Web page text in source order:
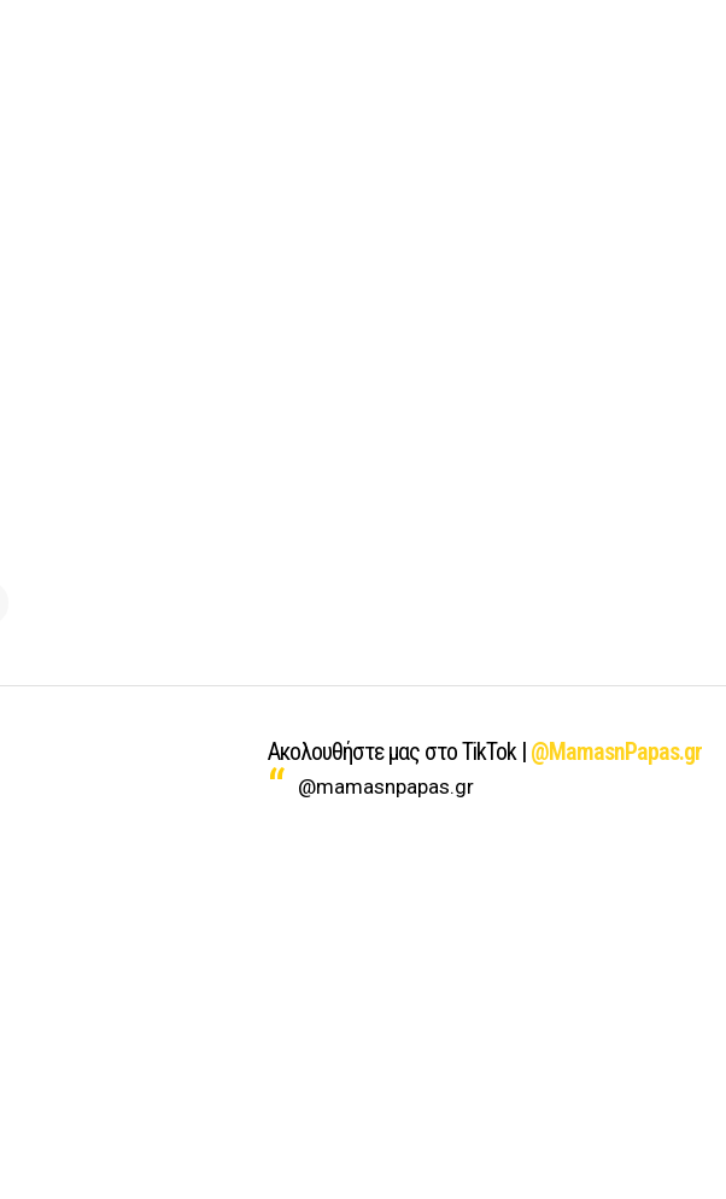
Ακολουθήστε μας στο TikTok | @MamasnPapas.gr
@mamasnpapas.gr